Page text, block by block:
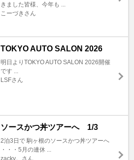
きました皆様、今年も ...
こーづきさん
TOKYO AUTO SALON 2026
明日よりTOKYO AUTO SALON 2026開催
です ...
LSFさん
ソースかつ丼ツアーへ 1/3
2泊3日で 駒ヶ根のソースかつ丼ツアーへ
・・・5月の連休 ...
zacky。さん